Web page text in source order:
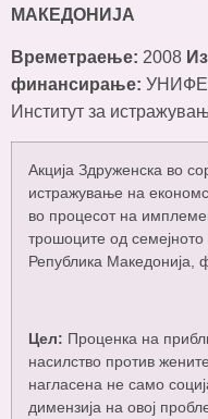
МАКЕДОНИЈА
Времетраење: 2008
финансирање:
Институт за
Акција Здруженска во
истражување на
во процесот на
трошоците од
Република
Цел: Проценка на
насилство против
нагласена не само
димензија на овој